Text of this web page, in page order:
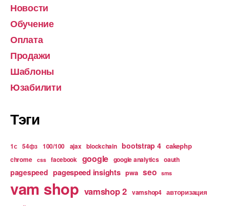
Новости
Обучение
Оплата
Продажи
Шаблоны
Юзабилити
Тэги
1с 54фз 100/100 ajax blockchain bootstrap 4 cakephp
chrome css facebook google google analytics oauth
pagespeed pagespeed insights pwa seo sms
vam shop vamshop 2 vamshop4 авторизация